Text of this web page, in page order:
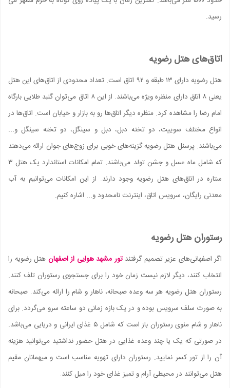
رسید.
اتاق‌های هتل رضویه
هتل رضویه دارای ۱۳ طبقه و ۹۲ اتاق است. تعداد محدودی از اتاق‌های این هتل
یعنی ۸ اتاق دارای منظره ویژه می‌باشند. از این ۸ اتاق می‌توان گنبد طلایی بارگاه
امام رضا را مشاهده کرد. منظره دیگر اتاق‌ها رو به بازار و خیابان است. اتاق‌ها در
انواع مختلف سوییت، دو تخته دبل، دبل و سینگل، دو تخته سینگل و...
می‌باشند. پرسنل هتل رضویه گزینه‌های خوبی برای زوج‌های جوان ارائه می‌دهند
که شامل ماه عسل و جشن تولد می‌باشند. تمام امکانات استاندارد یک هتل ۳
ستاره در اتاق‌های هتل رضویه وجود دارند. از این امکانات می‌توانیم به آب
معدنی رایگان، سرویس اتاق، اینترنت نامحدود و... اشاره کنیم.
رستوران هتل رضویه
اگر اصفهانی‌های عزیر تصمیم گرفتندتور مشهد هوایی از اصفهان هتل رضویه را
انتخاب کنند، دیگر لازم نیست زمان خود را برای جستجوی رستوران تلف کنند.
رستوران هتل رضویه هر سه وعده صبحانه، ناهار و شام را ارائه می‌کند. صبحانه
به صورت سلف سرویس بوده و در یک بازه زمانی دو ساعته سرو می‌گردد. برای
ناهار و شام منوی رستوران باز است که شامل ۵ غذای ایرانی و دریایی می‌باشد.
در صورتی که یک یا چند وعده غذایی در هتل حضور نداشتید می‌توانید هزینه
آن را از تور کسر نمایید. رستوران دارای تهویه مناسب است و میهمانان مقیم
هتل می‌توانند در محیطی آرام و تمیز غذای خود را میل کنند.